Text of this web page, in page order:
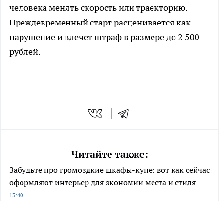
человека менять скорость или траекторию.
Преждевременный старт расценивается как
нарушение и влечет штраф в размере до 2 500
рублей.
Читайте также:
Забудьте про громоздкие шкафы-купе: вот как сейчас
оформляют интерьер для экономии места и стиля
13:40